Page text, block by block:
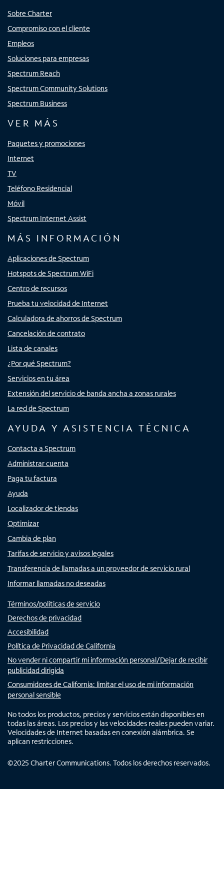
Sobre Charter
Compromiso con el cliente
Empleos
Soluciones para empresas
Spectrum Reach
Spectrum Community Solutions
Spectrum Business
VER MÁS
Paquetes y promociones
Internet
TV
Teléfono Residencial
Móvil
Spectrum Internet Assist
MÁS INFORMACIÓN
Aplicaciones de Spectrum
Hotspots de Spectrum WiFi
Centro de recursos
Prueba tu velocidad de Internet
Calculadora de ahorros de Spectrum
Cancelación de contrato
Lista de canales
¿Por qué Spectrum?
Servicios en tu área
Extensión del servicio de banda ancha a zonas rurales
La red de Spectrum
AYUDA Y ASISTENCIA TÉCNICA
Contacta a Spectrum
Administrar cuenta
Paga tu factura
Ayuda
Localizador de tiendas
Optimizar
Cambia de plan
Tarifas de servicio y avisos legales
Transferencia de llamadas a un proveedor de servicio rural
Informar llamadas no deseadas
Términos/políticas de servicio
Derechos de privacidad
Accesibilidad
Política de Privacidad de California
No vender ni compartir mi información personal/Dejar de recibir
publicidad dirigida
Consumidores de California: limitar el uso de mi información
personal sensible
No todos los productos, precios y servicios están disponibles en
todas las áreas. Los precios y las velocidades reales pueden variar.
Velocidades de Internet basadas en conexión alámbrica. Se
aplican restricciones.
©2025 Charter Communications. Todos los derechos reservados.